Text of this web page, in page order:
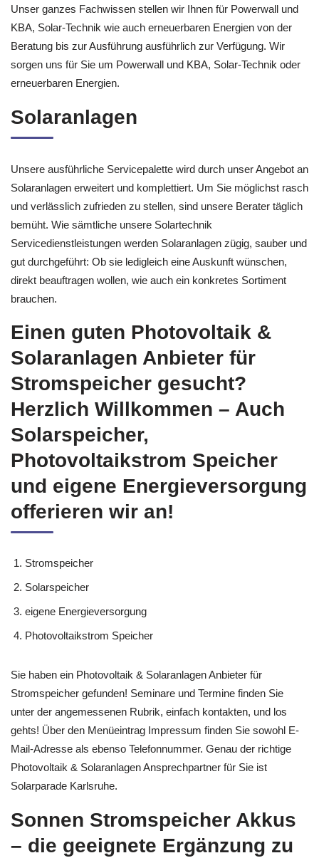
Unser ganzes Fachwissen stellen wir Ihnen für Powerwall und
KBA, Solar-Technik wie auch erneuerbaren Energien von der
Beratung bis zur Ausführung ausführlich zur Verfügung. Wir
sorgen uns für Sie um Powerwall und KBA, Solar-Technik oder
erneuerbaren Energien.
Solaranlagen
Unsere ausführliche Servicepalette wird durch unser Angebot an
Solaranlagen erweitert und komplettiert. Um Sie möglichst rasch
und verlässlich zufrieden zu stellen, sind unsere Berater täglich
bemüht. Wie sämtliche unsere Solartechnik
Servicedienstleistungen werden Solaranlagen zügig, sauber und
gut durchgeführt: Ob sie ledigleich eine Auskunft wünschen,
direkt beauftragen wollen, wie auch ein konkretes Sortiment
brauchen.
Einen guten Photovoltaik &
Solaranlagen Anbieter für
Stromspeicher gesucht?
Herzlich Willkommen – Auch
Solarspeicher,
Photovoltaikstrom Speicher
und eigene Energieversorgung
offerieren wir an!
Stromspeicher
Solarspeicher
eigene Energieversorgung
Photovoltaikstrom Speicher
Sie haben ein Photovoltaik & Solaranlagen Anbieter für
Stromspeicher gefunden! Seminare und Termine finden Sie
unter der angemessenen Rubrik, einfach kontakten, und los
gehts! Über den Menüeintrag Impressum finden Sie sowohl E-
Mail-Adresse als ebenso Telefonnummer. Genau der richtige
Photovoltaik & Solaranlagen Ansprechpartner für Sie ist
Solarparade Karlsruhe.
Sonnen Stromspeicher Akkus
– die geeignete Ergänzung zu